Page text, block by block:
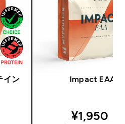
イン
price
Impact EAA
¥1,950‎